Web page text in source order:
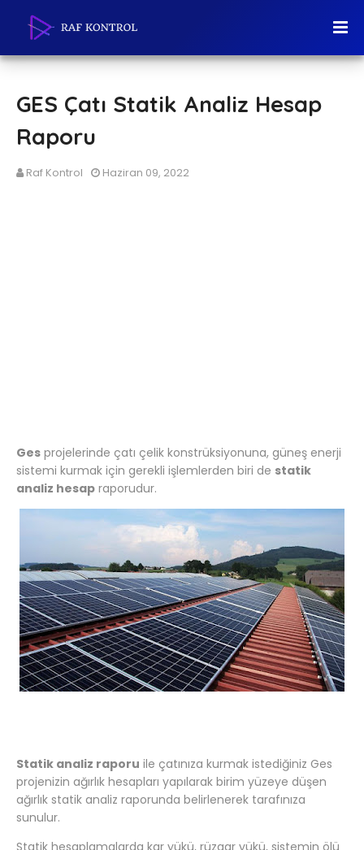
GES Çatı Statik Analiz Hesap
Raporu
Raf Kontrol Haziran 09, 2022
Ges projelerinde çatı çelik konstrüksiyonuna, güneş enerji
sistemi kurmak için gerekli işlemlerden biri de statik
analiz hesap raporudur.
Statik analiz raporu ile çatınıza kurmak istediğiniz Ges
projenizin ağırlık hesapları yapılarak birim yüzeye düşen
ağırlık statik analiz raporunda belirlenerek tarafınıza
sunulur.
Statik hesaplamalarda kar yükü, rüzgar yükü, sistemin ölü